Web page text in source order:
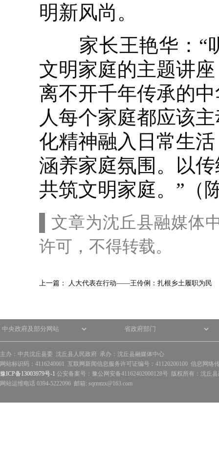
明新风尚。
家长王艳华：“听
文明家庭的主题讲
离不开千年传承的
人每个家庭都应该
化精神融入日常生
涵养家庭氛围。以
共筑文明家庭。”（
▌文章为沈丘县融媒体
许可，不得转载。
上一篇： 人大代表在行动——王伶俐：扎根乡土履职为民
主办：中共沈丘县委 沈丘县人民政府 承办：沈丘县融媒体中心
网站标识码：4116240001 互联网新闻信息服务许可证编号：41120200100 信息网络
豫ICP备13003979号-1 公安备案号：豫公网安备41162402000128号 版权所有：沈丘
网站运维电话 0394-5222096 邮箱: sqrmtzx@163.com